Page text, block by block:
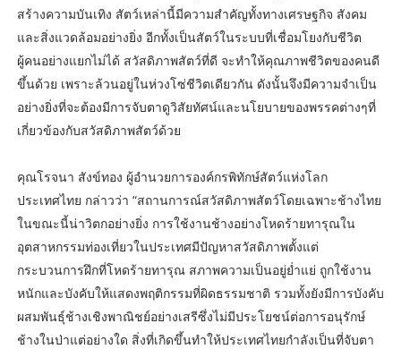
สร้างความบันเทิง สัตว์เหล่านี้มีความสำคัญทั้งทางเศรษฐกิจ สังคม
และสิ่งแวดล้อมอย่างยิ่ง อีกทั้งเป็นสัตว์ในระบบที่เชื่อมโยงกับชีวิต
ผู้คนอย่างแยกไม่ได้ สวัสดิภาพสัตว์ที่ดี จะทำให้คุณภาพชีวิตของคนดี
ขึ้นด้วย เพราะล้วนอยู่ในห่วงโซ่ชีวิตเดียวกัน ดังนั้นจึงมีความจำเป็น
อย่างยิ่งที่จะต้องมีการจับตาดูวิสัยทัศน์และนโยบายของพรรคต่างๆที่
เกี่ยวข้องกับสวัสดิภาพสัตว์ด้วย
คุณโรจนา สังข์ทอง ผู้อำนวยการองค์กรพิทักษ์สัตว์แห่งโลก
ประเทศไทย กล่าวว่า “สถานการณ์สวัสดิภาพสัตว์โดยเฉพาะช้างไทย
ในขณะนี้น่าวิตกอย่างยิ่ง การใช้งานช้างอย่างโหดร้ายทารุณใน
อุตสาหกรรมท่องเที่ยวในประเทศมีปัญหาสวัสดิภาพตั้งแต่
กระบวนการฝึกที่โหดร้ายทารุณ สภาพความเป็นอยู่ย่ำแย่ ถูกใช้งาน
หนักและบังคับให้แสดงพฤติกรรมที่ผิดธรรมชาติ รวมทั้งยังมีการบังคับ
ผสมพันธุ์ช้างเชิงพาณิชย์อย่างเสรีซึ่งไม่มีประโยชน์ต่อการอนุรักษ์
ช้างในป่าแต่อย่างใด สิ่งที่เกิดขึ้นทำให้ประเทศไทยกำลังเป็นที่จับตา